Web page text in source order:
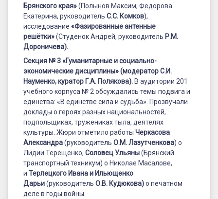
Брянского края»(Полынов Максим, Федорова
Екатерина, руководитель С.С. Комков),
исследование «Фазированные антенные
решётки»(Студенок Андрей, руководитель Р.М.
Дороничева).
Секция № 3 «Гуманитарные и социально-
экономические дисциплины» (модератор С.И.
Науменко, куратор Г.А. Полякова). В аудитории 201
учебного корпуса № 2 обсуждались темы подвига и
единства: «В единстве сила и судьба». Прозвучали
доклады о героях разных национальностей,
подпольщиках, тружениках тыла, деятелях
культуры. Жюри отметило работы Черкасова
Александра(руководитель О.М. Лазутченкова) о
Лидии Терещенко, Соловец Ульяны(Брянский
транспортный техникум) о Николае Масалове,
и Терлецкого Ивана и Ильющенко
Дарьи(руководитель О.В. Кудюкова)о печатном
деле в годы войны.